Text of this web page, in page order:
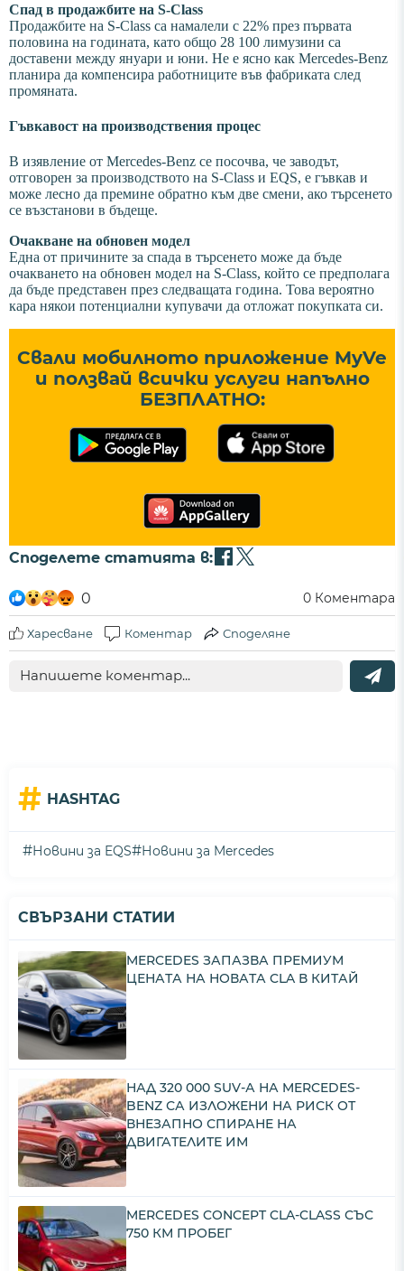
Спад в продажбите на S-Class
Продажбите на S-Class са намалели с 22% през първата
половина на годината, като общо 28 100 лимузини са
доставени между януари и юни. Не е ясно как Mercedes-Benz
планира да компенсира работниците във фабриката след
промяната.
Гъвкавост на производствения процес
В изявление от Mercedes-Benz се посочва, че заводът,
отговорен за производството на S-Class и EQS, е гъвкав и
може лесно да премине обратно към две смени, ако търсенето
се възстанови в бъдеще.
Очакване на обновен модел
Една от причините за спада в търсенето може да бъде
очакването на обновен модел на S-Class, който се предполага
да бъде представен през следващата година. Това вероятно
кара някои потенциални купувачи да отложат покупката си.
Свали мобилното приложение MyVe
и ползвай всички услуги напълно
БЕЗПЛАТНО:
Споделете статията в:
0 0 Коментара
Харесване Коментар Споделяне
# HASHTAG
#Новини за EQS#Новини за Mercedes
СВЪРЗАНИ СТАТИИ
MERCEDES ЗАПАЗВА ПРЕМИУМ
ЦЕНАТА НА НОВАТА CLA В КИТАЙ
НАД 320 000 SUV-А НА MERCEDES-
BENZ СА ИЗЛОЖЕНИ НА РИСК ОТ
ВНЕЗАПНО СПИРАНЕ НА
ДВИГАТЕЛИТЕ ИМ
MERCEDES CONCEPT CLA-CLASS СЪС
750 КМ ПРОБЕГ